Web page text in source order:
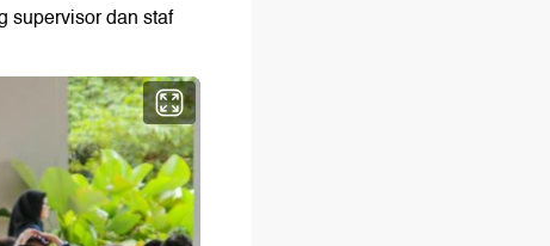
supervisor dan staf